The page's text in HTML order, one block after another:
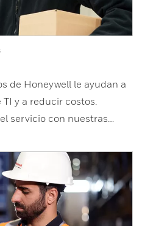
de Honeywell le ayudan a
y a reducir costos.
servicio con nuestras…